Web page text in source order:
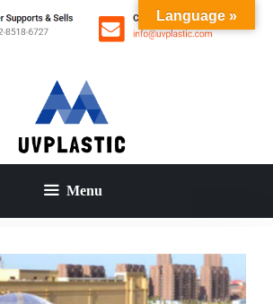
Menu
Language »